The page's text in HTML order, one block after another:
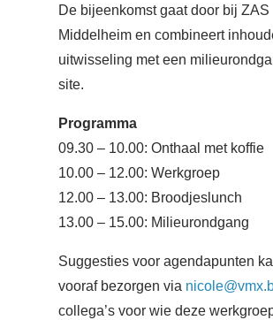
De bijeenkomst gaat door bij ZAS
Middelheim en combineert
uitwisseling met een
site.
Programma
09.30 – 10.00: Onthaal met koffie
10.00 – 12.00: Werkgroep
12.00 – 13.00: Broodjeslunch
13.00 – 15.00: Milieurondgang
Suggesties voor agendapunten
vooraf bezorgen via
collega’s voor wie deze